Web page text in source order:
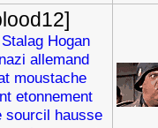
Stalag Hogan
nazi allemand
moustache
etonnement
sourcil hausse